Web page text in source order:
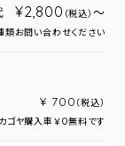
¥2,800 （税込） ～
お問い合わせください
¥ 700 （税込）
ゴヤ購入車￥０無料です